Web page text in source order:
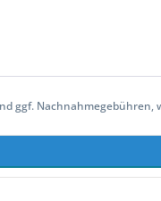
ggf. Nachnahmegebühren,
Empfehlung! Sehr